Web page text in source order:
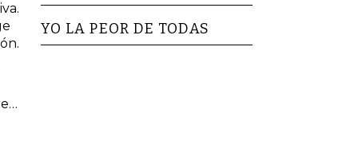
YO LA PEOR DE TODAS